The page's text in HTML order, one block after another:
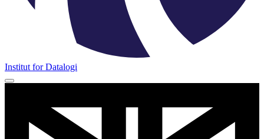
Institut for Datalogi